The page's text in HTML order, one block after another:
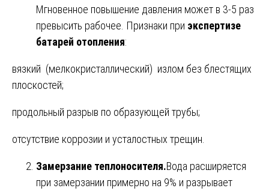
Мгновенное повышение давления может в 3-5 раз
превысить рабочее. Признаки при экспертизе
батарей отопления:
вязкий (мелкокристаллический) излом без блестящих
плоскостей;
продольный разрыв по образующей трубы;
отсутствие коррозии и усталостных трещин.
Замерзание теплоносителя.Вода расширяется
при замерзании примерно на 9% и разрывает